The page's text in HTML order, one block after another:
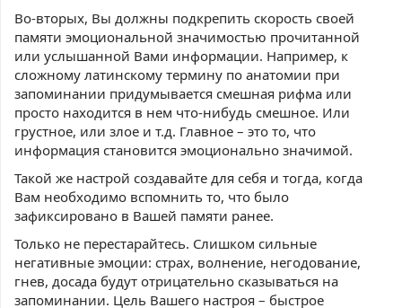
Во-вторых, Вы должны подкрепить скорость своей
памяти эмоциональной значимостью прочитанной
или услышанной Вами информации. Например, к
сложному латинскому термину по анатомии при
запоминании придумывается смешная рифма или
просто находится в нем что-нибудь смешное. Или
грустное, или злое и т.д. Главное – это то, что
информация становится эмоционально значимой.
Такой же настрой создавайте для себя и тогда, когда
Вам необходимо вспомнить то, что было
зафиксировано в Вашей памяти ранее.
Только не перестарайтесь. Слишком сильные
негативные эмоции: страх, волнение, негодование,
гнев, досада будут отрицательно сказываться на
запоминании. Цель Вашего настроя – быстрое